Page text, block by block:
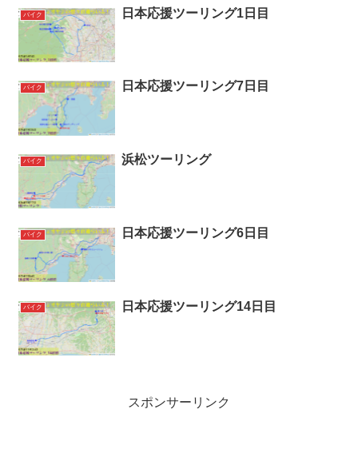
バイク 日本応援ツーリング1日目
バイク 日本応援ツーリング7日目
バイク 浜松ツーリング
バイク 日本応援ツーリング6日目
バイク 日本応援ツーリング14日目
スポンサーリンク